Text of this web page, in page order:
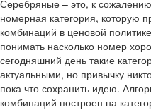
Серебряные – это, к
номерная категория, которую
комбинаций в ценовой
понимать насколько номер
сегодняшний день такие
актуальными, но привычку
пока что сохранить идею.
комбинаций построен на